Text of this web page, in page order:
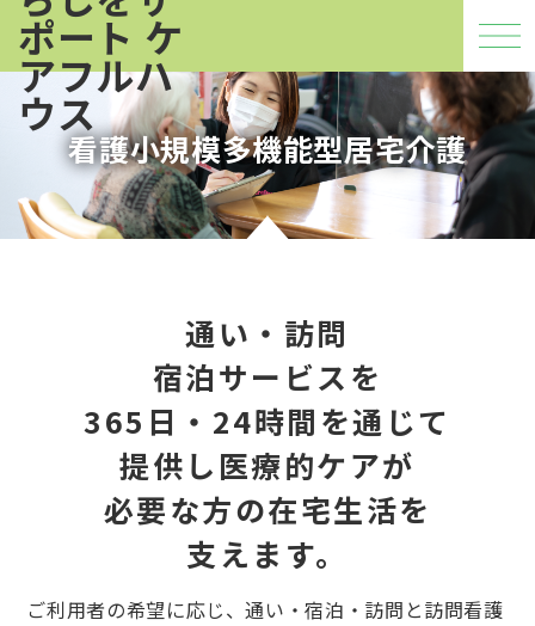
看護小規模多機能型居宅介護
通い・訪問
宿泊サービスを
365日・24時間を通じて
提供し医療的ケアが
必要な方の在宅生活を
支えます。
ご利用者の希望に応じ、通い・宿泊・訪問と訪問看護